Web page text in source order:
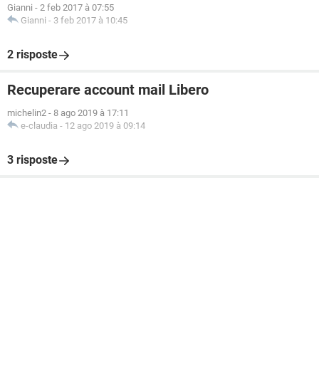
Gianni - 2 feb 2017 à 07:55
Gianni - 3 feb 2017 à 10:45
2 risposte
Recuperare account mail Libero
michelin2 - 8 ago 2019 à 17:11
e-claudia - 12 ago 2019 à 09:14
3 risposte